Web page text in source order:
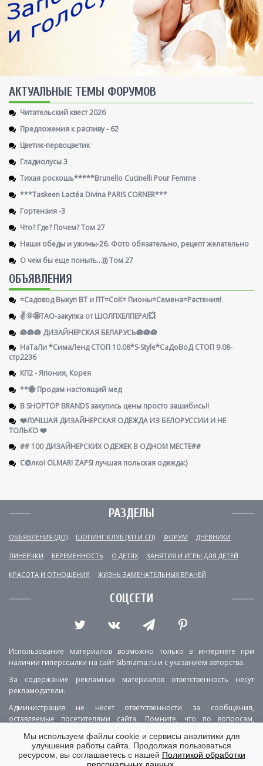
AКТУАЛЬНЫЕ ТЕМЫ ФОРУМОВ
Читательский квест 2026
Предложения к распиву - 62
Цветик-первоцветик
Гладиолусы 3
Тихая роскошь*****Brunello Cucinelli Pour Femme
***Taskeen Lactéa Divina PARIS CORNER***
Гортензия -3
Что? Где? Почем? Том 27
Наши обеды и ужины-26. Фото обязательно, рецепт желательно
О чем бы еще поныть...))) Том 27
ОБЪЯВЛЕНИЯ
=Садовод Выкуп ВТ и ПТ=СоК= Пионы=Семена=Растения!
✌️🌞🤩ТАО-закупка от ШОЛПХЕЛПЕРА!💥
🪷🪷🪷 ДИЗАЙНЕРСКАЯ БЕЛАРУСЬ🪷🪷🪷
НаТаЛи *СимаЛенд СТОП 10.08*S-Style*СаДоВоД СТОП 9.08-
стр2236
КП2 - Япония, Корея
**🐝 Продам настоящий мед
В SHOPTOP BRANDS закупись цены просто зашибись!!
❤️ЛУЧШАЯ ДИЗАЙНЕРСКАЯ ОДЕЖДА ИЗ БЕЛОРУССИИ И НЕ
ТОЛЬКО ❤️
## 100 ДИЗАЙНЕРСКИХ ОДЕЖЕК В ОДНОМ МЕСТЕ##
С@лко! OLMAR! ZAPS! лучшая польская одежда:)
РАЗДЕЛЫ
ОБЪЯВЛЕНИЯ (ДО) ШОПИНГ КЛУБ (КП И СП) ФОРУМ ДНЕВНИКИ
ЛИНЕЕЧКИ БЕРЕМЕННОСТЬ О ДЕТЯХ ЗАНЯТИЯ И ИГРЫ ДЛЯ ДЕТЕЙ
КРАСОТА И ОТНОШЕНИЯ ЖИЗНЬ ЗАМЕЧАТЕЛЬНЫХ ВРАЧЕЙ
СОЦСЕТИ
Использование материалов возможно только в интернете при
наличии гиперссылки на сайт Sibmama.ru и с указанием авторства.
За содержание рекламных материалов ответственность несут
рекламодатели.
Администрация не несет ответственности за сообщения,
оставляемые посетителями сайта. Помните, что по вопросам,
РЕКЛАМА О ПРОЕКТЕ
КОНТАКТЫ
Мы используем файлы cookie и сервисы аналитики для
улучшения работы сайта. Продолжая пользоваться
ресурсом, вы соглашаетесь с нашей Политикой обработки